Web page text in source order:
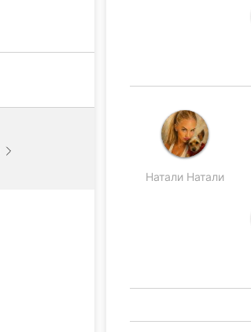
Натали Натали